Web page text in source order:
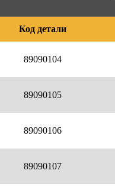
Код детали
89090104
89090105
89090106
89090107